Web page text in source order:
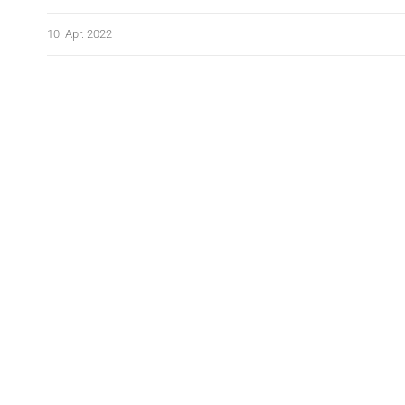
10. Apr. 2022